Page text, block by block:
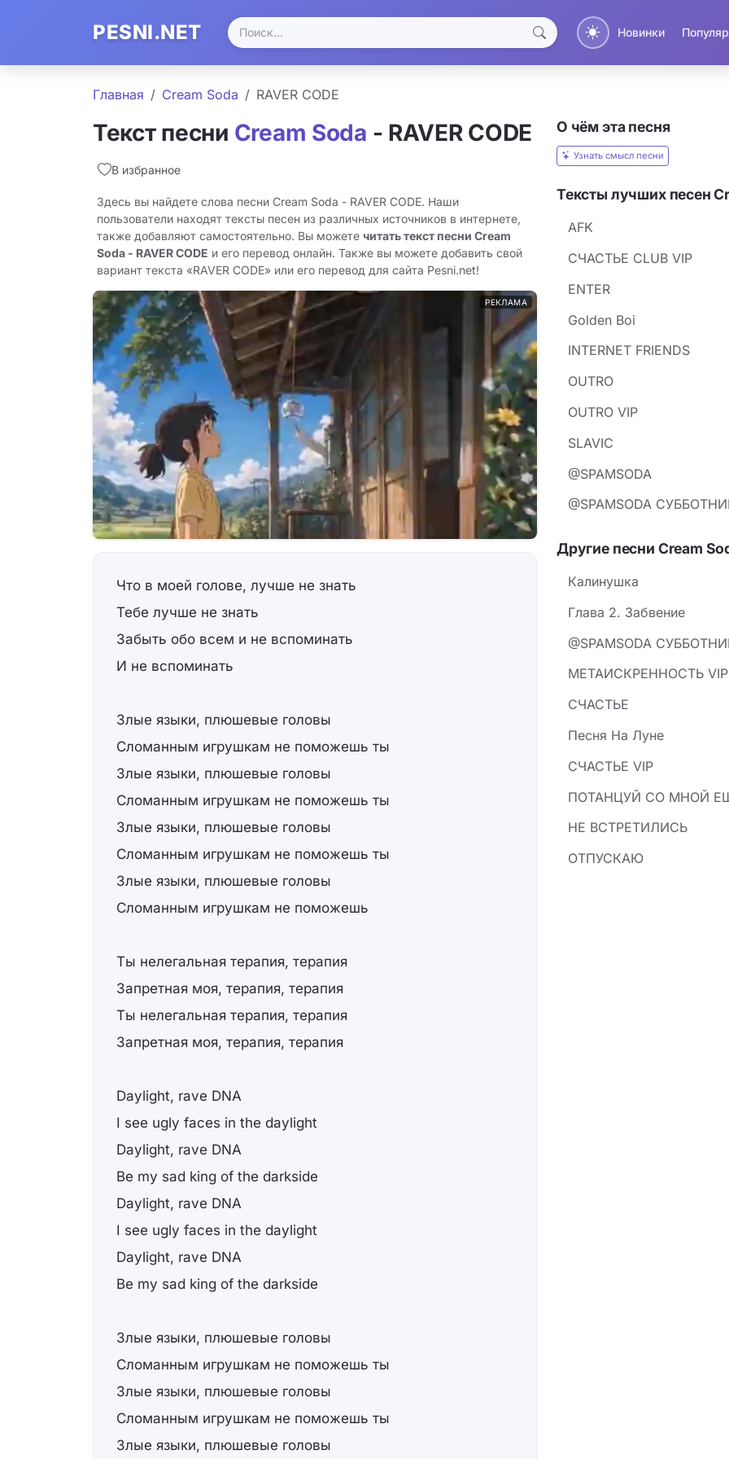
PESNI.NET Новинки
Главная Cream Soda RAVER CODE
Текст песни Cream Soda - RAVER CODE
В избранное
Здесь вы найдете слова песни Cream Soda - RAVER CODE. Наши
пользователи находят тексты песен из различных источников в интернете,
также добавляют самостоятельно. Вы можете читать текст песни Cream
Soda - RAVER CODE и его перевод онлайн. Также вы можете добавить свой
вариант текста «RAVER CODE» или его перевод для сайта Pesni.net!
РЕКЛАМА
Что в моей голове, лучше не знать
Тебе лучше не знать
Забыть обо всем и не вспоминать
И не вспоминать
Злые языки, плюшевые головы
Сломанным игрушкам не поможешь ты
Злые языки, плюшевые головы
Сломанным игрушкам не поможешь ты
Злые языки, плюшевые головы
Сломанным игрушкам не поможешь ты
Злые языки, плюшевые головы
Сломанным игрушкам не поможешь
Ты нелегальная терапия, терапия
Запретная моя, терапия, терапия
Ты нелегальная терапия, терапия
Запретная моя, терапия, терапия
Daylight, rave DNA
I see ugly faces in the daylight
Daylight, rave DNA
Be my sad king of the darkside
Daylight, rave DNA
I see ugly faces in the daylight
Daylight, rave DNA
Be my sad king of the darkside
Злые языки, плюшевые головы
Сломанным игрушкам не поможешь ты
Злые языки, плюшевые головы
Сломанным игрушкам не поможешь ты
Злые языки, плюшевые головы
О чём эта песня
Узнать смысл песни
Тексты лучших песен
AFK
CЧАСТЬЕ CLUB VIP
ENTER
Golden Boi
INTERNET FRIENDS
OUTRO
OUTRO VIP
SLAVIC
@SPAMSODA
@SPAMSODA
Другие песни Cream
Калинушка
Глава 2. Забвение
@SPAMSODA
МЕТАИСКРЕННОСТЬ VIP
СЧАСТЬЕ
Песня На Луне
СЧАСТЬЕ VIP
ПОТАНЦУЙ СО МНОЙ
НЕ ВСТРЕТИЛИСЬ
ОТПУСКАЮ